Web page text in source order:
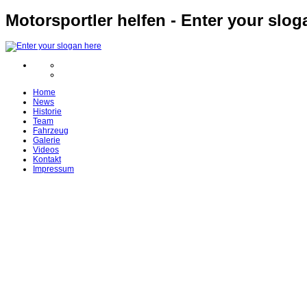
Motorsportler helfen - Enter your
Home
News
Historie
Team
Fahrzeug
Galerie
Videos
Kontakt
Impressum